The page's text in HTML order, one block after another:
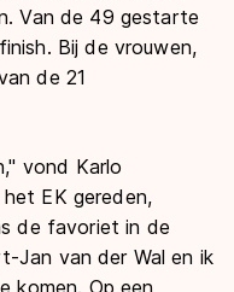
Van de 49 gestarte
Bij de vrouwen,
de 21
vond Karlo
EK gereden,
de favoriet in de
Jan van der Wal en ik
komen. Op een